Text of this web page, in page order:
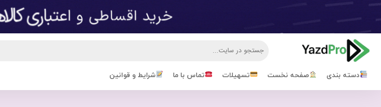
دسته بندی صفحه نخست تسهیلات تماس با ما شرایط و قوانین